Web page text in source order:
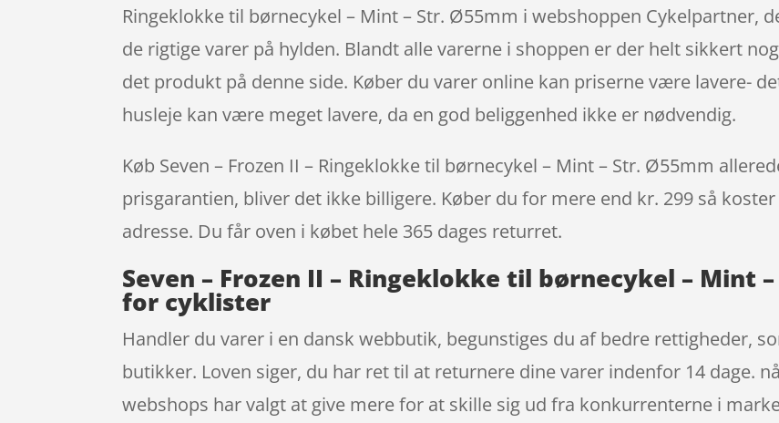
Ringeklokke til børnecykel – Mint – Str. Ø55mm i webshoppen Cykelpartner,
de rigtige varer på hylden. Blandt alle varerne i shoppen er der helt sikkert
det produkt på denne side. Køber du varer online kan priserne være lavere-
husleje kan være meget lavere, da en god beliggenhed ikke er nødvendig.
Køb Seven – Frozen II – Ringeklokke til børnecykel – Mint – Str. Ø55mm
prisgarantien, bliver det ikke billigere. Køber du for mere end kr. 299 så
adresse. Du får oven i købet hele 365 dages returret.
Seven – Frozen II – Ringeklokke til børnecykel – Mint
for cyklister
Handler du varer i en dansk webbutik, begunstiges du af bedre rettigheder,
butikker. Loven siger, du har ret til at returnere dine varer indenfor 14 dage.
webshops har valgt at give mere for at skille sig ud fra konkurrenterne i